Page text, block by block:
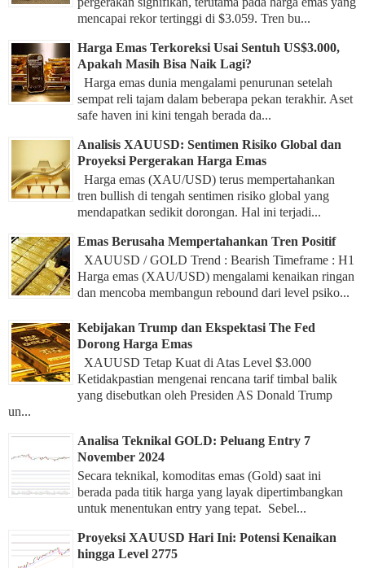
mencapai rekor tertinggi di $3.059. Tren bu...
Harga Emas Terkoreksi Usai Sentuh US$3.000,
Apakah Masih Bisa Naik Lagi?
Harga emas dunia mengalami penurunan setelah
sempat reli tajam dalam beberapa pekan terakhir. Aset
safe haven ini kini tengah berada da...
Analisis XAUUSD: Sentimen Risiko Global dan
Proyeksi Pergerakan Harga Emas
Harga emas (XAU/USD) terus mempertahankan
tren bullish di tengah sentimen risiko global yang
mendapatkan sedikit dorongan. Hal ini terjadi...
Emas Berusaha Mempertahankan Tren Positif
XAUUSD / GOLD Trend : Bearish Timeframe : H1
Harga emas (XAU/USD) mengalami kenaikan ringan
dan mencoba membangun rebound dari level psiko...
Kebijakan Trump dan Ekspektasi The Fed
Dorong Harga Emas
XAUUSD Tetap Kuat di Atas Level $3.000
Ketidakpastian mengenai rencana tarif timbal balik
yang disebutkan oleh Presiden AS Donald Trump
un...
Analisa Teknikal GOLD: Peluang Entry 7
November 2024
Secara teknikal, komoditas emas (Gold) saat ini
berada pada titik harga yang layak dipertimbangkan
untuk menentukan entry yang tepat. Sebel...
Proyeksi XAUUSD Hari Ini: Potensi Kenaikan
hingga Level 2775